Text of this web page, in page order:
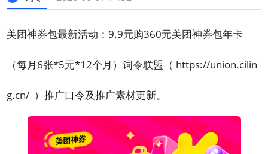
美团神券包最新活动：9.9元购360元美团神券包年卡
（每月6张*5元*12个月）词令联盟（ https://union.cilin
g.cn/ ）推广口令及推广素材更新。